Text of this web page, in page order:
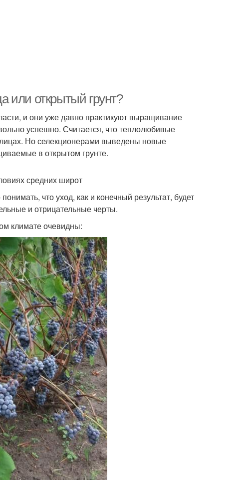
или открытый грунт?
и они уже давно практикуют выращивание
успешно. Считается, что теплолюбивые
Но селекционерами выведены новые
в открытом грунте.
средних широт
что уход, как и конечный результат, будет
и отрицательные черты.
климате очевидны: